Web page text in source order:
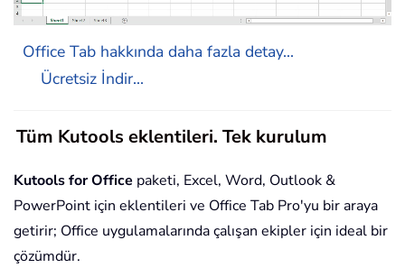
Office Tab hakkında daha fazla detay...
Ücretsiz İndir...
Tüm Kutools eklentileri. Tek kurulum
Kutools for Office paketi, Excel, Word, Outlook &
PowerPoint için eklentileri ve Office Tab Pro'yu bir araya
getirir; Office uygulamalarında çalışan ekipler için ideal bir
çözümdür.